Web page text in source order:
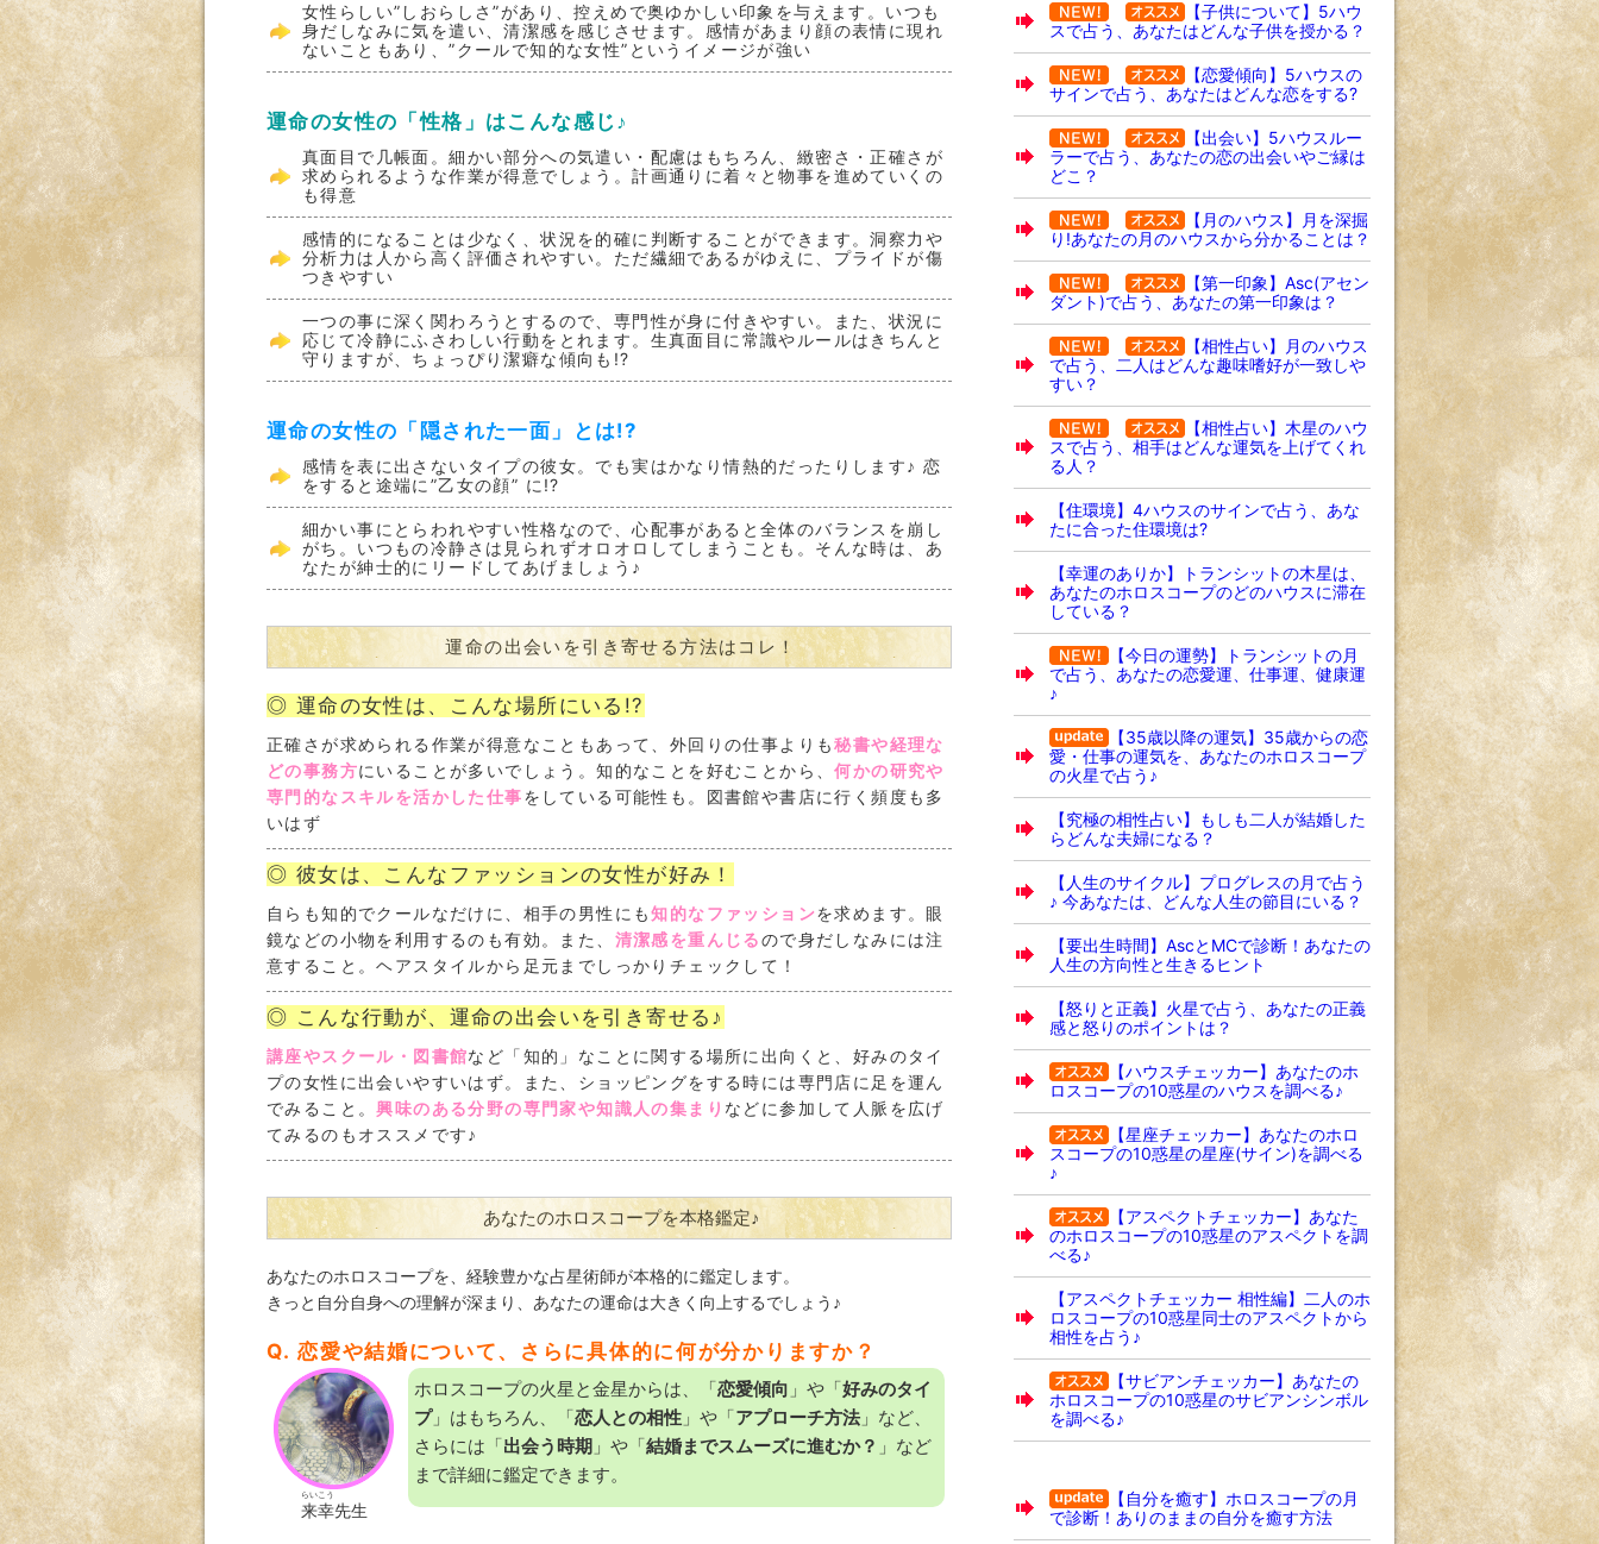
女性らしい”しおらしさ”があり、控えめで奥ゆかしい印象を与えます。いつも
身だしなみに気を遣い、清潔感を感じさせます。感情があまり顔の表情に現れ
ないこともあり、”クールで知的な女性”というイメージが強い
運命の女性の「性格」はこんな感じ♪
真面目で几帳面。細かい部分への気遣い・配慮はもちろん、緻密さ・正確さが
求められるような作業が得意でしょう。計画通りに着々と物事を進めていくの
も得意
感情的になることは少なく、状況を的確に判断することができます。洞察力や
分析力は人から高く評価されやすい。ただ繊細であるがゆえに、プライドが傷
つきやすい
一つの事に深く関わろうとするので、専門性が身に付きやすい。また、状況に
応じて冷静にふさわしい行動をとれます。生真面目に常識やルールはきちんと
守りますが、ちょっぴり潔癖な傾向も!?
運命の女性の「隠された一面」とは!?
感情を表に出さないタイプの彼女。でも実はかなり情熱的だったりします♪ 恋
をすると途端に”乙女の顔” に!?
細かい事にとらわれやすい性格なので、心配事があると全体のバランスを崩し
がち。いつもの冷静さは見られずオロオロしてしまうことも。そんな時は、あ
なたが紳士的にリードしてあげましょう♪
運命の出会いを引き寄せる方法はコレ！
◎ 運命の女性は、こんな場所にいる!?
正確さが求められる作業が得意なこともあって、外回りの仕事よりも秘書や経理な
どの事務方にいることが多いでしょう。知的なことを好むことから、何かの研究や
専門的なスキルを活かした仕事をしている可能性も。図書館や書店に行く頻度も多
いはず
◎ 彼女は、こんなファッションの女性が好み！
自らも知的でクールなだけに、相手の男性にも知的なファッションを求めます。眼
鏡などの小物を利用するのも有効。また、 清潔感を重んじるので身だしなみには注
意すること。ヘアスタイルから足元までしっかりチェックして！
◎ こんな行動が、運命の出会いを引き寄せる♪
講座やスクール・図書館など「知的」なことに関する場所に出向くと、好みのタイ
プの女性に出会いやすいはず。また、ショッピングをする時には専門店に足を運ん
でみること。興味のある分野の専門家や知識人の集まり などに参加して人脈を広げ
てみるのもオススメです♪
あなたのホロスコープを本格鑑定♪
あなたのホロスコープを、経験豊かな占星術師が本格的に鑑定します。
きっと自分自身への理解が深まり、あなたの運命は大きく向上するでしょう♪
Q. 恋愛や結婚について、さらに具体的に何が分かりますか？
来幸
らいこう
先生
ホロスコープの火星と金星からは、「恋愛傾向 」や「好みのタイ
プ」はもちろん、「恋人との相性 」や「アプローチ方法」など、
さらには「出会う時期 」や「結婚までスムーズに進むか？ 」など
まで詳細に鑑定できます。
【子供について】5ハウ
スで占う、あなたはどんな子供を授かる？
【恋愛傾向】5ハウスの
サインで占う、あなたはどんな恋をする?
【出会い】5ハウスルー
ラーで占う、あなたの恋の出会いやご縁は
どこ？
【月のハウス】月を深掘
り!あなたの月のハウスから分かることは？
【第一印象】Asc(アセン
ダント)で占う、あなたの第一印象は？
【相性占い】月のハウス
で占う、二人はどんな趣味嗜好が一致しや
すい？
【相性占い】木星のハウ
スで占う、相手はどんな運気を上げてくれ
る人？
【住環境】4ハウスのサインで占う、あな
たに合った住環境は?
【幸運のありか】トランシットの木星は、
あなたのホロスコープのどのハウスに滞在
している？
【今日の運勢】トランシットの月
で占う、あなたの恋愛運、仕事運、健康運
♪
【35歳以降の運気】35歳からの恋
愛・仕事の運気を、あなたのホロスコープ
の火星で占う♪
【究極の相性占い】もしも二人が結婚した
らどんな夫婦になる？
【人生のサイクル】プログレスの月で占う
♪ 今あなたは、どんな人生の節目にいる？
【要出生時間】AscとMCで診断！あなたの
人生の方向性と生きるヒント
【怒りと正義】火星で占う、あなたの正義
感と怒りのポイントは？
【ハウスチェッカー】あなたのホ
ロスコープの10惑星のハウスを調べる♪
【星座チェッカー】あなたのホロ
スコープの10惑星の星座(サイン)を調べる
♪
【アスペクトチェッカー】あなた
のホロスコープの10惑星のアスペクトを調
べる♪
【アスペクトチェッカー 相性編】二人のホ
ロスコープの10惑星同士のアスペクトから
相性を占う♪
【サビアンチェッカー】あなたの
ホロスコープの10惑星のサビアンシンボル
を調べる♪
【自分を癒す】ホロスコープの月
で診断！ありのままの自分を癒す方法